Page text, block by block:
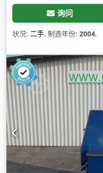
询问
状况: 二手, 制造年份: 2004,